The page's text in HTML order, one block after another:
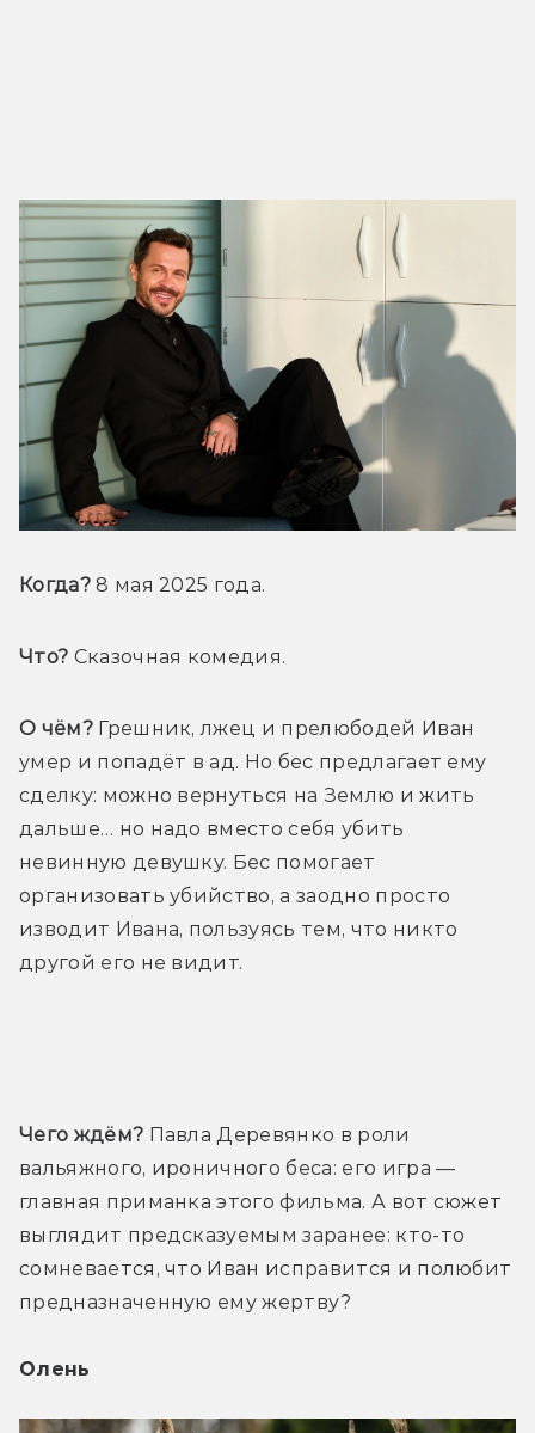
Когда? 8 мая 2025 года.
Что? Сказочная комедия.
О чём? Грешник, лжец и прелюбодей Иван
умер и попадёт в ад. Но бес предлагает ему
сделку: можно вернуться на Землю и жить
дальше… но надо вместо себя убить
невинную девушку. Бес помогает
организовать убийство, а заодно просто
изводит Ивана, пользуясь тем, что никто
другой его не видит.
Чего ждём? Павла Деревянко в роли
вальяжного, ироничного беса: его игра —
главная приманка этого фильма. А вот сюжет
выглядит предсказуемым заранее: кто-то
сомневается, что Иван исправится и полюбит
предназначенную ему жертву?
Олень